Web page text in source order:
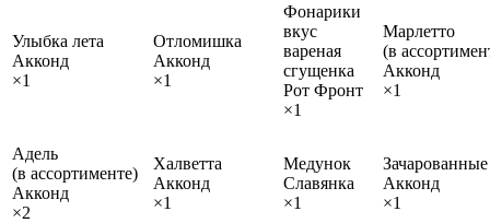
Улыбка лета
Акконд
×1
Отломишка
Акконд
×1
Фонарики
вкус
вареная
сгущенка
Рот Фронт
×1
Марлетто
(в
Акконд
×1
Адель
(в ассортименте)
Акконд
×2
Халветта
Акконд
×1
Медунок
Славянка
×1
Зачарованные
Акконд
×1